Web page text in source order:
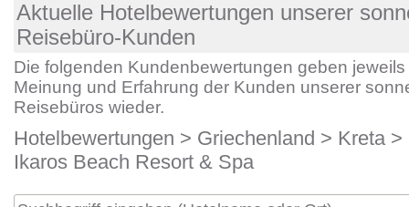
Aktuelle Hotelbewertungen unserer
Reisebüro-Kunden
Die folgenden Kundenbewertungen geben
Meinung und Erfahrung der Kunden unserer
Reisebüros wieder.
Hotelbewertungen > Griechenland > Kreta>
Ikaros Beach Resort & Spa